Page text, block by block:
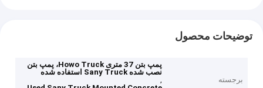
توضیحات محصول
برجسته
پمپ بتن 37 متری Howo Truck، پمپ بتن
نصب شده Sany Truck استفاده شده
,